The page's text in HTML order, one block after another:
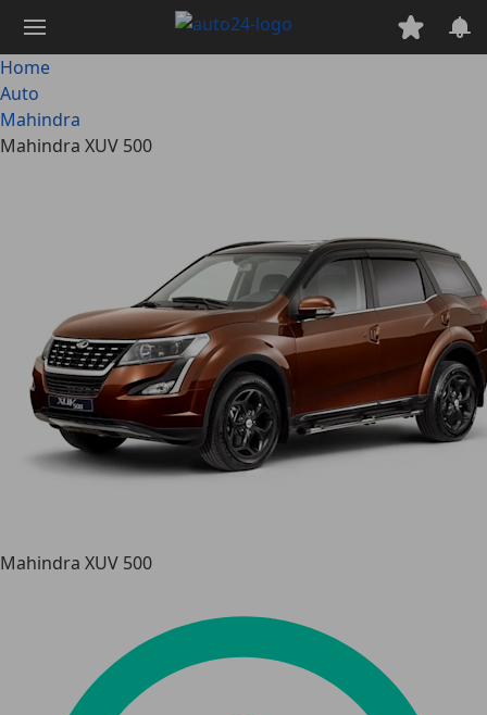
contenuto
principale
Home
Auto
Mahindra
Mahindra XUV 500
Mahindra XUV 500